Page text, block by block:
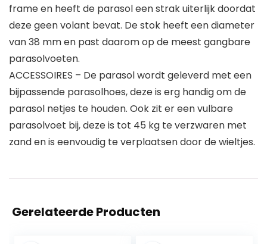
frame en heeft de parasol een strak uiterlijk doordat
deze geen volant bevat. De stok heeft een diameter
van 38 mm en past daarom op de meest gangbare
parasolvoeten.
ACCESSOIRES – De parasol wordt geleverd met een
bijpassende parasolhoes, deze is erg handig om de
parasol netjes te houden. Ook zit er een vulbare
parasolvoet bij, deze is tot 45 kg te verzwaren met
zand en is eenvoudig te verplaatsen door de wieltjes.
Gerelateerde Producten